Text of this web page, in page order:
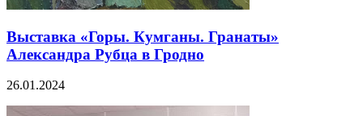
Выставка «Горы. Кумганы. Гранаты»
Александра Рубца в Гродно
26.01.2024